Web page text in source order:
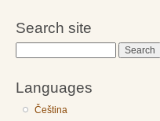
Search site
Languages
Čeština